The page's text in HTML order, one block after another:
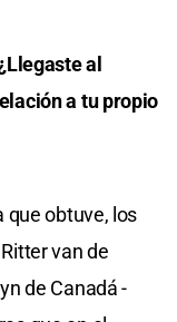
al
a tu propio
que obtuve, los
van de
de Canadá -